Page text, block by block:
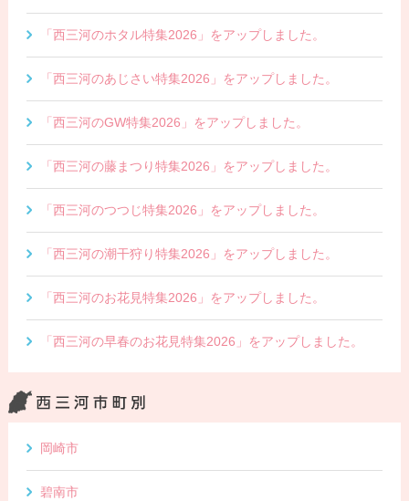
「西三河のホタル特集2026」をアップしました。
「西三河のあじさい特集2026」をアップしました。
「西三河のGW特集2026」をアップしました。
「西三河の藤まつり特集2026」をアップしました。
「西三河のつつじ特集2026」をアップしました。
「西三河の潮干狩り特集2026」をアップしました。
「西三河のお花見特集2026」をアップしました。
「西三河の早春のお花見特集2026」をアップしました。
岡崎市
碧南市